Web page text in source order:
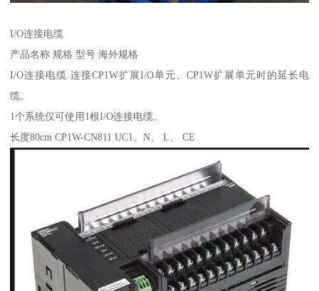
I/O连接电缆
产品名称 规格 型号 海外规格
I/O连接电缆 连接CP1W扩展I/O单元、CP1W扩展单元时的延长电
缆。
1个系统仅可使用1根I/O连接电缆。
长度80cm CP1W-CN811 UC1、N、 L、 CE